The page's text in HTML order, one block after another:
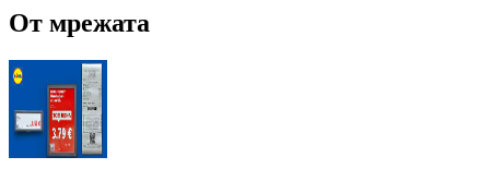
От мрежата